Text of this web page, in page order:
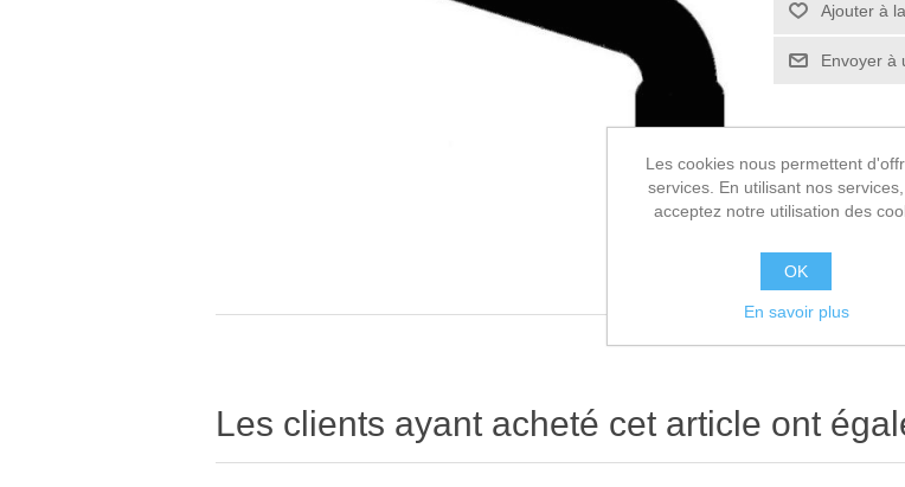
Ajouter à
Envoyer à
Les clients ayant acheté cet article ont
Les cookies nous permettent
services. En utilisant nos
acceptez notre utilisation des
OK
En savoir plus